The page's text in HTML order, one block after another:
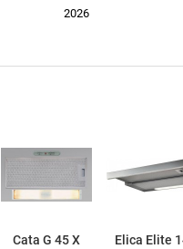
2026
Cata G 45 X
Elica Elite